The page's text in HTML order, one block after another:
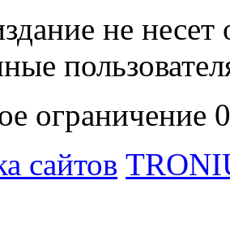
не
ограничение
сайтов